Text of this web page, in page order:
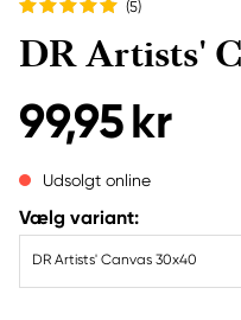
(5)
DR Artists'
99,95 kr
Udsolgt online
Vælg variant:
DR Artists' Canvas 30x40